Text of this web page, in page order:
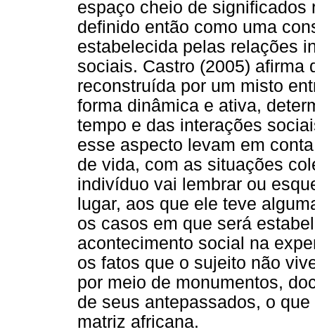
espaço cheio de
definido então como uma
estabelecida pelas relações
sociais. Castro (2005) afirma
reconstruída por um misto
forma dinâmica e ativa,
tempo e das interações
esse aspecto levam em
de vida, com as situações
indivíduo vai lembrar ou
lugar, aos que ele teve
os casos em que será
acontecimento social na
os fatos que o sujeito não
por meio de monumentos,
de seus antepassados, o
matriz africana.